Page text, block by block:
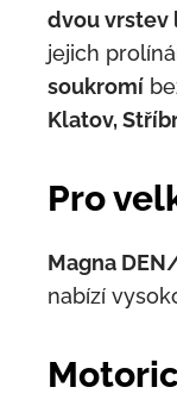
dvou vrstev
jejich
soukromí
Klatov,
Pro
Magna
nabízí